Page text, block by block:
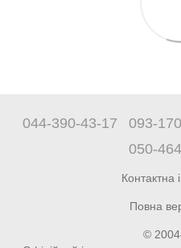
044-390-43-17 093-
050-
Контактна
Повна
©